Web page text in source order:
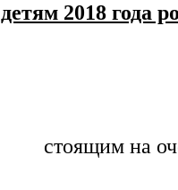
детям 2018 года
стоящим на